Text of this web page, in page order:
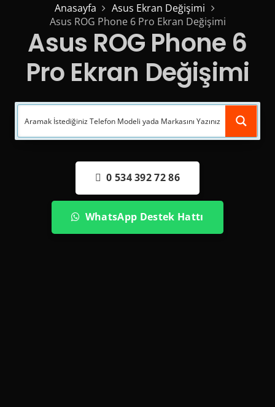
Anasayfa
Asus Ekran Değişimi
Asus ROG Phone 6 Pro Ekran Değişimi
Asus ROG Phone 6
Pro Ekran Değişimi
0 534 392 72 86
WhatsApp Destek Hattı